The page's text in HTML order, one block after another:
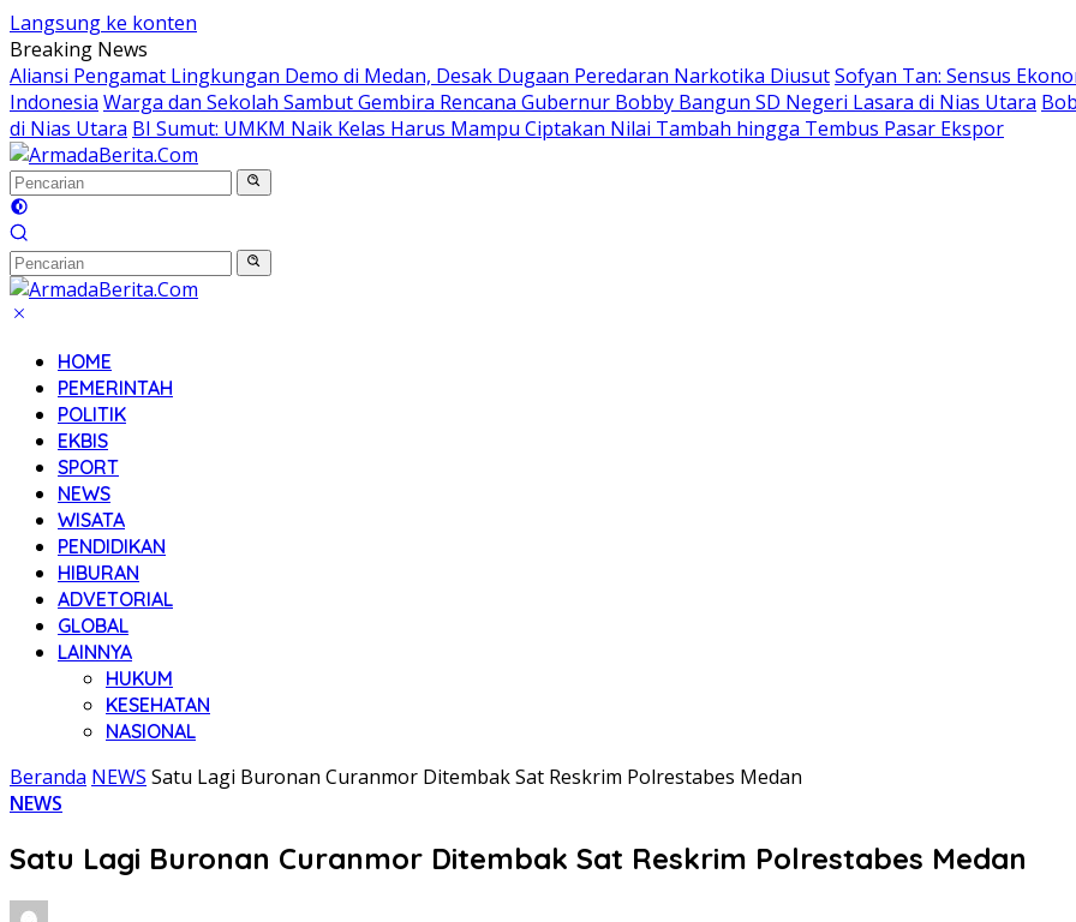
Langsung ke konten
Breaking News
Aliansi Pengamat Lingkungan Demo di Medan, Desak Dugaan Peredaran Narkotika DiusutSofyan Tan: Sensus
Indonesia Warga dan Sekolah Sambut Gembira Rencana Gubernur Bobby Bangun SD Negeri Lasara di Nias Utara
di Nias Utara BI Sumut: UMKM Naik Kelas Harus Mampu Ciptakan Nilai Tambah hingga Tembus Pasar Ekspor
HOME
PEMERINTAH
POLITIK
EKBIS
SPORT
NEWS
WISATA
PENDIDIKAN
HIBURAN
ADVETORIAL
GLOBAL
LAINNYA
HUKUM
KESEHATAN
NASIONAL
Beranda NEWS Satu Lagi Buronan Curanmor Ditembak Sat Reskrim Polrestabes Medan
NEWS
Satu Lagi Buronan Curanmor Ditembak Sat Reskrim Polrestabes Medan